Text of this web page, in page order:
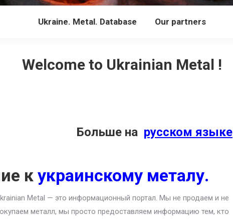
Ukraine. Metal. Database Our partners
Welcome to Ukrainian Metal !
Больше на русском языке
к украинскому металу.
Metal — это информационный портал. Мы не продаем и не
металл, мы просто предоставляем информацию тем, кто